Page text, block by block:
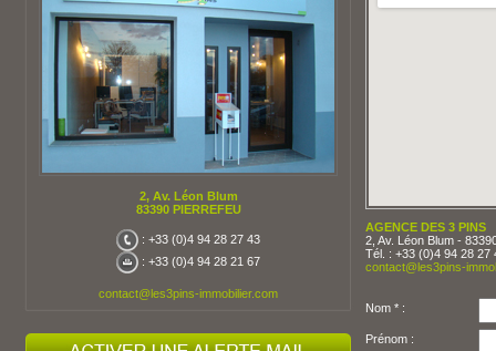
2, Av. Léon Blum
83390 PIERREFEU
: +33 (0)4 94 28 27 43
: +33 (0)4 94 28 21 67
contact@les3pins-immobilier.com
AGENCE DES 3 PINS
2, Av. Léon Blum -
Tél. : +33 (0)4 94 28 27
contact@les3pins-
Nom * :
Prénom :